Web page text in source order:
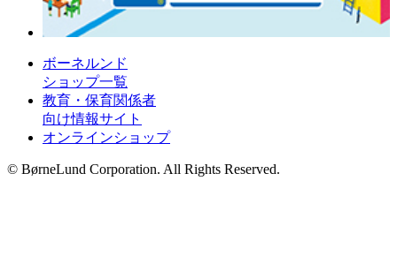
ボーネルンド
ショップ一覧
教育・保育関係者
向け情報サイト
オンラインショップ
© BørneLund Corporation. All Rights Reserved.